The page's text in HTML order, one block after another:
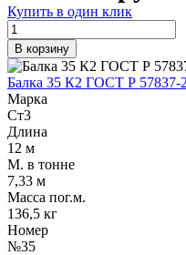
Купить в один клик
В корзину
Балка 35 К2 ГОСТ Р
Марка
Ст3
Длина
12 м
М. в тонне
7,33 м
Масса пог.м.
136,5 кг
Номер
№35